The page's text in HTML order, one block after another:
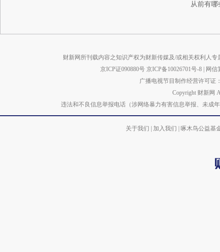
从前有
财新网所刊载内容之知识产权为财新传媒及/或相关权利人
京ICP证090880号 京ICP备10026701号-8
网信
广播电视节目制作经营许可证
Copyright 财新网
违法和不良信息举报电话（涉网络暴力有害信息举报、未成
关于我们 加入我们 啄木鸟公益基